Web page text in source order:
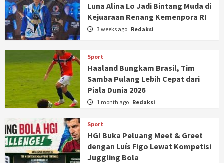
Luna Alina Lo Jadi Bintang Muda di
Kejuaraan Renang Kemenpora RI
3 weeks ago Redaksi
Sport
Haaland Bungkam Brasil, Tim
Samba Pulang Lebih Cepat dari
Piala Dunia 2026
1 month ago Redaksi
Sport
HGI Buka Peluang Meet & Greet
dengan Luís Figo Lewat Kompetisi
Juggling Bola